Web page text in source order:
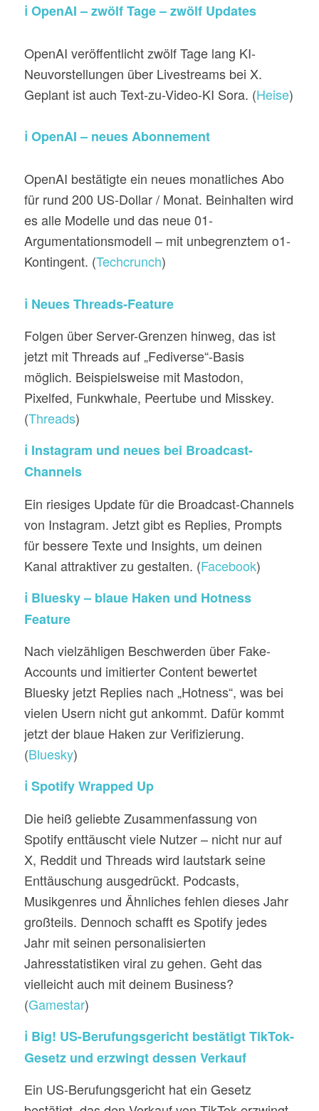
ℹ️ OpenAI – zwölf Tage – zwölf Updates
OpenAI veröffentlicht zwölf Tage lang KI-
Neuvorstellungen über Livestreams bei X.
Geplant ist auch Text-zu-Video-KI Sora. (Heise)
ℹ️ OpenAI – neues Abonnement
OpenAI bestätigte ein neues monatliches Abo
für rund 200 US-Dollar / Monat. Beinhalten wird
es alle Modelle und das neue 01-
Argumentationsmodell – mit unbegrenztem o1-
Kontingent. (Techcrunch)
ℹ️ Neues Threads-Feature
Folgen über Server-Grenzen hinweg, das ist
jetzt mit Threads auf „Fediverse“-Basis
möglich. Beispielsweise mit Mastodon,
Pixelfed, Funkwhale, Peertube und Misskey.
(Threads)
ℹ️ Instagram und neues bei Broadcast-
Channels
Ein riesiges Update für die Broadcast-Channels
von Instagram. Jetzt gibt es Replies, Prompts
für bessere Texte und Insights, um deinen
Kanal attraktiver zu gestalten. (Facebook)
ℹ️ Bluesky – blaue Haken und Hotness
Feature
Nach vielzähligen Beschwerden über Fake-
Accounts und imitierter Content bewertet
Bluesky jetzt Replies nach „Hotness“, was bei
vielen Usern nicht gut ankommt. Dafür kommt
jetzt der blaue Haken zur Verifizierung.
(Bluesky)
ℹ️ Spotify Wrapped Up
Die heiß geliebte Zusammenfassung von
Spotify enttäuscht viele Nutzer – nicht nur auf
X, Reddit und Threads wird lautstark seine
Enttäuschung ausgedrückt. Podcasts,
Musikgenres und Ähnliches fehlen dieses Jahr
großteils. Dennoch schafft es Spotify jedes
Jahr mit seinen personalisierten
Jahresstatistiken viral zu gehen. Geht das
vielleicht auch mit deinem Business?
(Gamestar)
ℹ️ Big! US-Berufungsgericht bestätigt TikTok-
Gesetz und erzwingt dessen Verkauf
Ein US-Berufungsgericht hat ein Gesetz